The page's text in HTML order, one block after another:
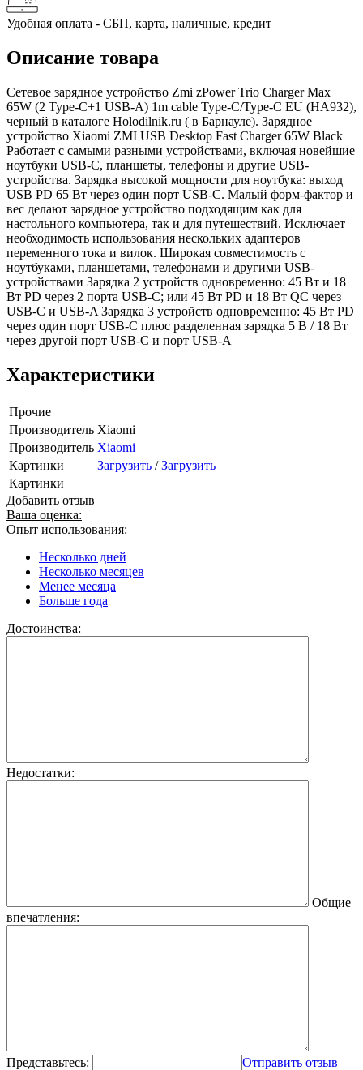
Удобная оплата - СБП, карта, наличные, кредит
Описание товара
Сетевое зарядное устройство Zmi zPower Trio Charger Max
65W (2 Type-C+1 USB-A) 1m cable Type-C/Type-C EU (HA932),
черный в каталоге Holodilnik.ru ( в Барнауле). Зарядное
устройство Xiaomi ZMI USB Desktop Fast Charger 65W Black
Работает с самыми разными устройствами, включая новейшие
ноутбуки USB-C, планшеты, телефоны и другие USB-
устройства. Зарядка высокой мощности для ноутбука: выход
USB PD 65 Вт через один порт USB-C. Малый форм-фактор и
вес делают зарядное устройство подходящим как для
настольного компьютера, так и для путешествий. Исключает
необходимость использования нескольких адаптеров
переменного тока и вилок. Широкая совместимость с
ноутбуками, планшетами, телефонами и другими USB-
устройствами Зарядка 2 устройств одновременно: 45 Вт и 18
Вт PD через 2 порта USB-C; или 45 Вт PD и 18 Вт QC через
USB-C и USB-A Зарядка 3 устройств одновременно: 45 Вт PD
через один порт USB-C плюс разделенная зарядка 5 В / 18 Вт
через другой порт USB-C и порт USB-A
Характеристики
Прочие
Производитель Xiaomi
Производитель Xiaomi
Картинки
Загрузить /Загрузить
Картинки
Добавить отзыв
Ваша оценка:
Опыт использования:
Несколько дней
Несколько месяцев
Менее месяца
Больше года
Достоинства:
Недостатки:
Общие
впечатления:
Представьтесь: Отправить отзыв